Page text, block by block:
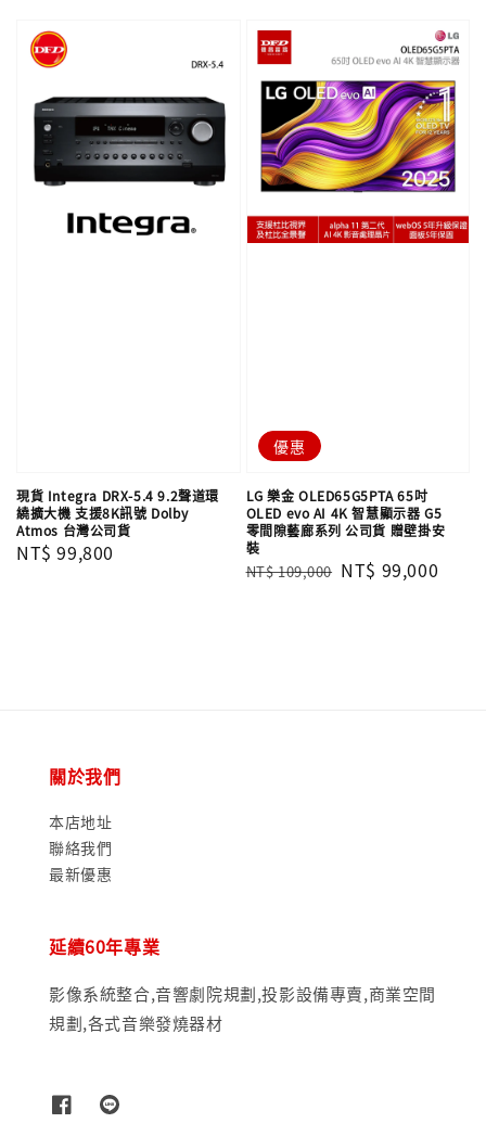
現貨 Integra DRX-5.4 9.2聲道環
繞擴大機 支援8K訊號 Dolby
Atmos 台灣公司貨
Regular
NT$ 99,800
優惠
LG 樂金 OLED65G5PTA 65吋
OLED evo AI 4K 智慧顯示器 G5
零間隙藝廊系列 公司貨 贈壁掛安
裝
Regular
NT$ 109,000 Sale
NT$ 99,000
關於我們
本店地址
聯絡我們
最新優惠
延續60年專業
影像系統整合,音響劇院規劃,投影設備專賣,商業空間
規劃,各式音樂發燒器材